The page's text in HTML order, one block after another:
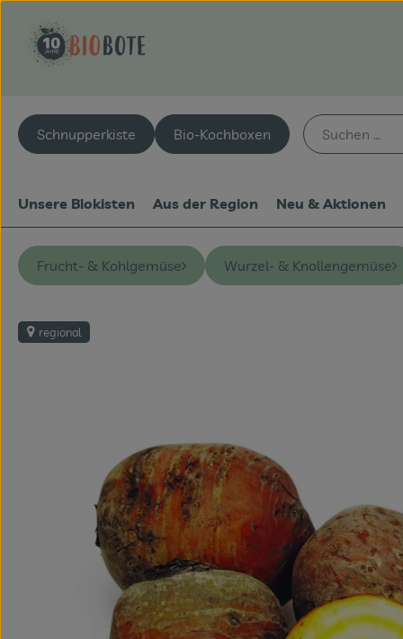
Schnupperkiste Bio-Kochboxen
Unsere Biokisten Aus der Region Neu & Aktionen
Frucht- & Kohlgemüse Wurzel- & Knollengemüse
regional